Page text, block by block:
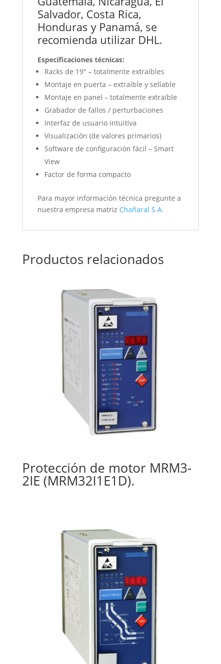
Salvador, Costa Rica,
Honduras y Panamá, se
recomienda utilizar DHL.
Especificaciones técnicas:
Racks de 19″ – totalmente extraíbles
Montaje en puerta – extraíble y sellable
Montaje en panel – totalmente extraíble
Grabador de fallos / perturbaciones
Interfaz de usuario intuitiva
Visualización (de valores primarios)
Software de configuración fácil – Smart
View
Factor de forma compacto
Para mayor información técnica pregunte a
nuestra empresa matriz Chañaral S.A.
Productos relacionados
Protección de motor MRM3-
2IE (MRM32I1E1D).